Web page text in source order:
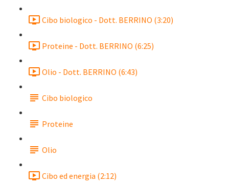
Cibo biologico - Dott. BERRINO (3:20)
Proteine - Dott. BERRINO (6:25)
Olio - Dott. BERRINO (6:43)
Cibo biologico
Proteine
Olio
Cibo ed energia (2:12)